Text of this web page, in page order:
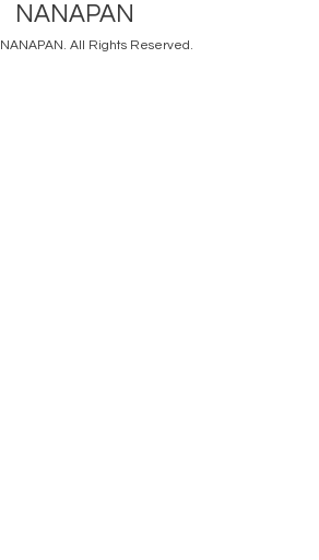
NANAPAN
NANAPAN. All Rights Reserved.